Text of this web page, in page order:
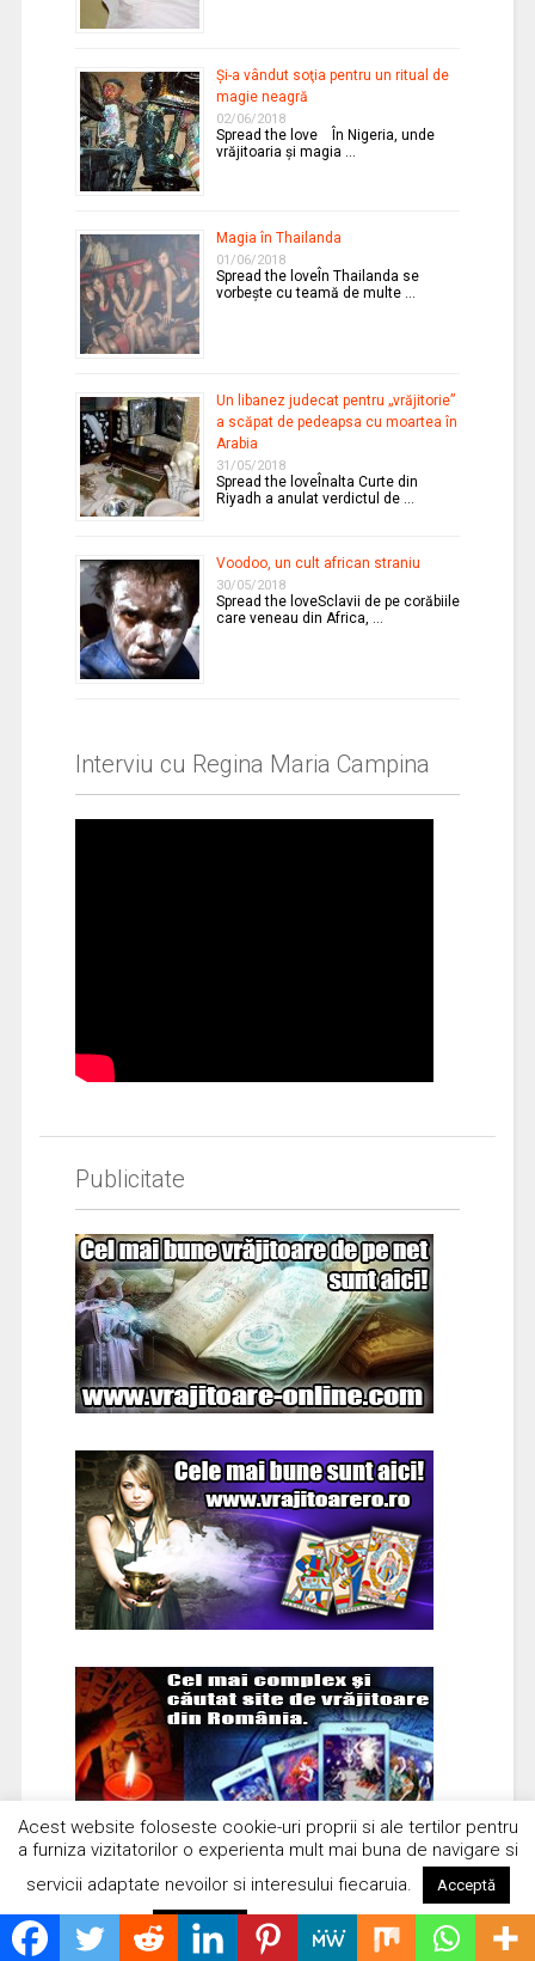
Şi-a vândut soţia pentru un ritual de
magie neagră
02/06/2018
Spread the love În Nigeria, unde
vrăjitoaria şi magia …
Magia în Thailanda
01/06/2018
Spread the loveÎn Thailanda se
vorbeşte cu teamă de multe …
Un libanez judecat pentru „vrăjitorie”
a scăpat de pedeapsa cu moartea în
Arabia
31/05/2018
Spread the loveÎnalta Curte din
Riyadh a anulat verdictul de …
Voodoo, un cult african straniu
30/05/2018
Spread the loveSclavii de pe corăbiile
care veneau din Africa, …
Interviu cu Regina Maria Campina
Publicitate
Acest website foloseste cookie-uri proprii si ale tertilor pentru
a furniza vizitatorilor o experienta mult mai buna de navigare si
servicii adaptate nevoilor si interesului fiecaruia.
Acceptă
Respinge Citește mai mult